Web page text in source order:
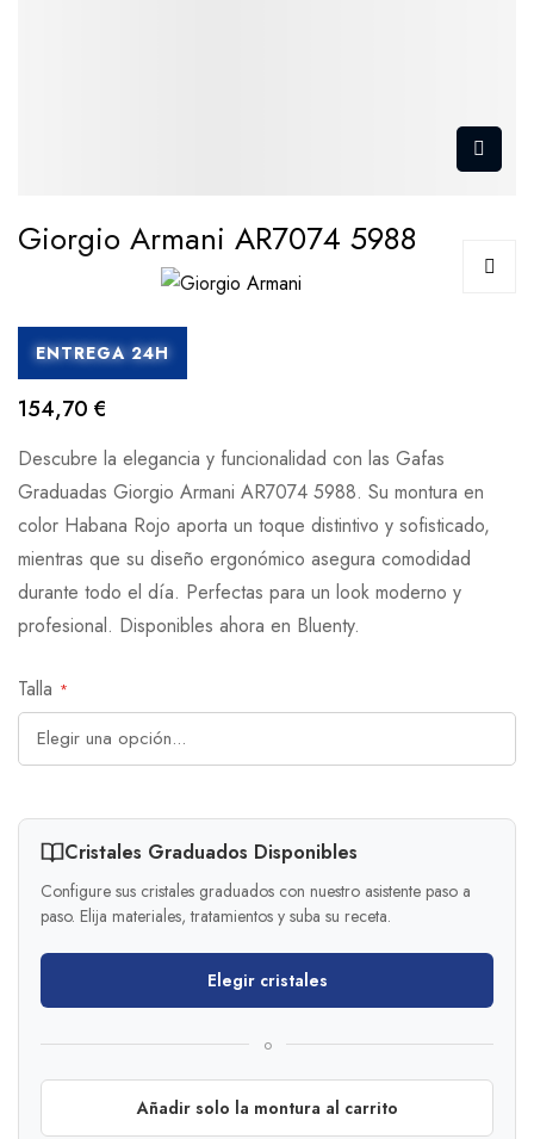
Giorgio Armani AR7074 5988
ENTREGA 24H
154,70 €
Descubre la elegancia y funcionalidad con las Gafas
Graduadas Giorgio Armani AR7074 5988. Su montura en
color Habana Rojo aporta un toque distintivo y sofisticado,
mientras que su diseño ergonómico asegura comodidad
durante todo el día. Perfectas para un look moderno y
profesional. Disponibles ahora en Bluenty.
Talla
Cristales Graduados Disponibles
Configure sus cristales graduados con nuestro asistente paso a
paso. Elija materiales, tratamientos y suba su receta.
Elegir cristales
o
Añadir solo la montura al carrito